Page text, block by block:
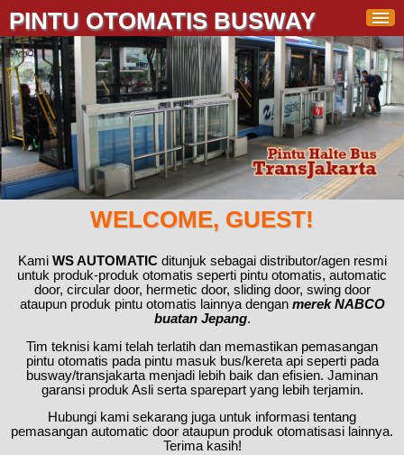
PINTU OTOMATIS BUSWAY
WELCOME, GUEST!
Kami WS AUTOMATICditunjuk sebagai distributor/agen resmi
untuk produk-produk otomatis seperti pintu otomatis, automatic
door, circular door, hermetic door, sliding door, swing door
ataupun produk pintu otomatis lainnya dengan merek NABCO
buatan Jepang.
Tim teknisi kami telah terlatih dan memastikan pemasangan
pintu otomatis pada pintu masuk bus/kereta api seperti pada
busway/transjakarta menjadi lebih baik dan efisien. Jaminan
garansi produk Asli serta sparepart yang lebih terjamin.
Hubungi kami sekarang juga untuk informasi tentang
pemasangan automatic door ataupun produk otomatisasi lainnya.
Terima kasih!